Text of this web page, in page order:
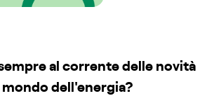
al corrente delle novità
dell'energia?